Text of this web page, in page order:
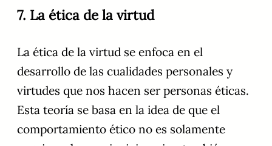
7. La ética de la virtud
La ética de la virtud se enfoca en el
desarrollo de las cualidades personales y
virtudes que nos hacen ser personas éticas.
Esta teoría se basa en la idea de que el
comportamiento ético no es solamente